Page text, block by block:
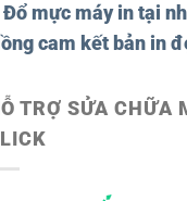
Đổ mực máy in tại
cam kết bản in
TRỢ SỬA CHỮA